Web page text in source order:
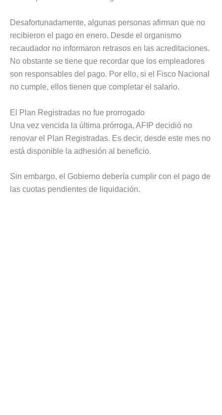
Desafortunadamente, algunas personas afirman que no
recibieron el pago en enero. Desde el organismo
recaudador no informaron retrasos en las acreditaciones.
No obstante se tiene que recordar que los empleadores
son responsables del pago. Por ello, si el Fisco Nacional
no cumple, ellos tienen que completar el salario.
El Plan Registradas no fue prorrogado
Una vez vencida la última prórroga, AFIP decidió no
renovar el Plan Registradas. Es decir, desde este mes no
está disponible la adhesión al beneficio.
Sin embargo, el Gobierno debería cumplir con el pago de
las cuotas pendientes de liquidación.